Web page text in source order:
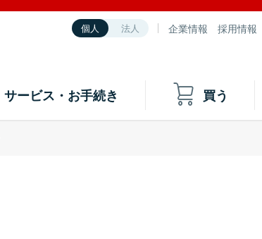
個人 法人 企業情報 採用情報
サービス・お手続き 買う